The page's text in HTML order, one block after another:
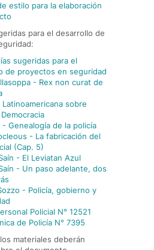
estilo para la elaboración
para el desarrollo de
sugeridas para el
de proyectos en seguridad
- Rex non curat de
Latinoamericana sobre
- Genealogía de la policía
- La fabricación del
(Cap. 5)
- El Leviatan Azul
- Un paso adelante, dos
- Policía, gobierno y
Policial N° 12521
de Policía N° 7395
materiales deberán